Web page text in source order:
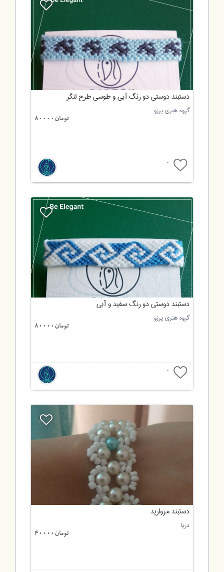
دستبند دوستی دو رنگ آبی و طوسی طرح لنگر
گروه هنری پرزو
تومان80000
0
دستبند دوستی دو رنگ سفید و آبی
گروه هنری پرزو
تومان80000
0
دستبند مروارید
دریا
تومان40000